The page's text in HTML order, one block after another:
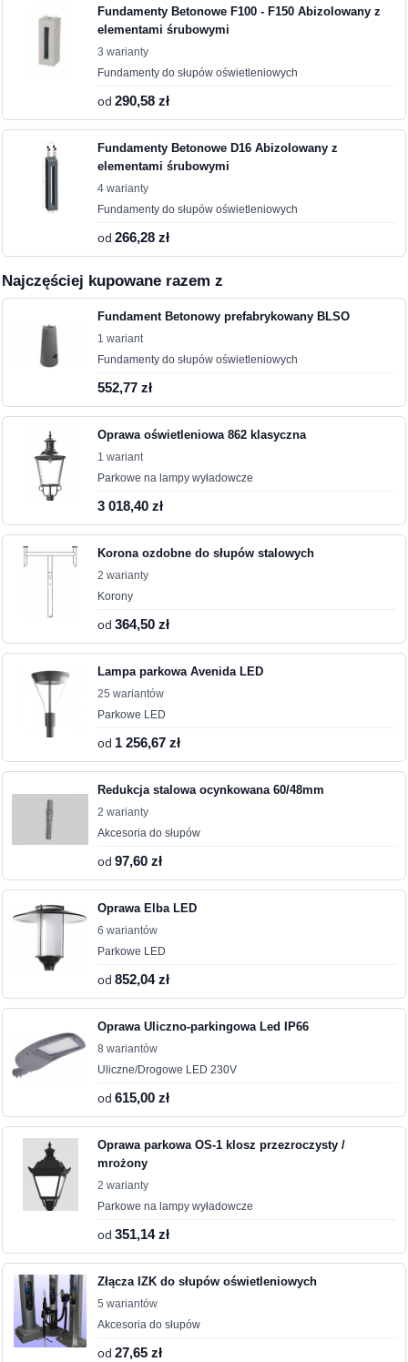
Fundamenty Betonowe F100 - F150 Abizolowany z
elementami śrubowymi
3 warianty
Fundamenty do słupów oświetleniowych
od290,58 zł
Fundamenty Betonowe D16 Abizolowany z
elementami śrubowymi
4 warianty
Fundamenty do słupów oświetleniowych
od266,28 zł
Najczęściej kupowane razem z
Fundament Betonowy prefabrykowany BLSO
1 wariant
Fundamenty do słupów oświetleniowych
552,77 zł
Oprawa oświetleniowa 862 klasyczna
1 wariant
Parkowe na lampy wyładowcze
3 018,40 zł
Korona ozdobne do słupów stalowych
2 warianty
Korony
od364,50 zł
Lampa parkowa Avenida LED
25 wariantów
Parkowe LED
od 1 256,67 zł
Redukcja stalowa ocynkowana 60/48mm
2 warianty
Akcesoria do słupów
od97,60 zł
Oprawa Elba LED
6 wariantów
Parkowe LED
od852,04 zł
Oprawa Uliczno-parkingowa Led IP66
8 wariantów
Uliczne/Drogowe LED 230V
od615,00 zł
Oprawa parkowa OS-1 klosz przezroczysty /
mrożony
2 warianty
Parkowe na lampy wyładowcze
od351,14 zł
Złącza IZK do słupów oświetleniowych
5 wariantów
Akcesoria do słupów
od27,65 zł